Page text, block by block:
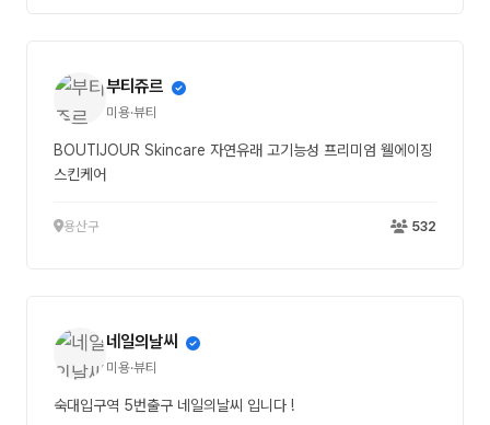
부티쥬르
미용·뷰티
BOUTIJOUR Skincare 자연유래 고기능성 프리미엄 웰에이징
스킨케어
용산구 532
네일의날씨
미용·뷰티
숙대입구역 5번출구 네일의날씨 입니다 !